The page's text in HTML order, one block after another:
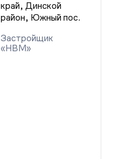
край, Динской
район, Южный пос.
Застройщик
«НВМ»